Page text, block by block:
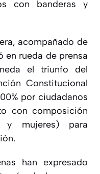
con banderas y
acompañado de
en rueda de prensa
el triunfo del
Constitucional
por ciudadanos
con composición
y mujeres) para
han expresado